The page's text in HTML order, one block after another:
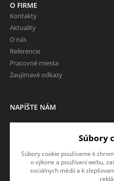
O FIRME
Kontakty
Aktuality
O nás
Referencie
Pracovné miesta
Zaujímavé odkazy
NAPÍŠTE NÁM
našich produktoch alebo e-
shope? Neváhajte napísať.
CHCEM NAPÍSAŤ SPRÁVU
Súbory
Súbory cookie používame k
o výkone a používaní webu,
sociálnych médií a k